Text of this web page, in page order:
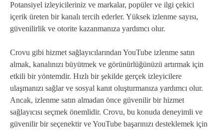
Potansiyel izleyicileriniz ve markalar, popüler ve ilgi çekici
içerik üreten bir kanalı tercih ederler. Yüksek izlenme sayısı,
güvenilirlik ve otorite kazanmanıza yardımcı olur.
Crovu gibi hizmet sağlayıcılarından YouTube izlenme satın
almak, kanalınızı büyütmek ve görünürlüğünüzü artırmak için
etkili bir yöntemdir. Hızlı bir şekilde gerçek izleyicilere
ulaşmanızı sağlar ve sosyal kanıt oluşturmanıza yardımcı olur.
Ancak, izlenme satın almadan önce güvenilir bir hizmet
sağlayıcısı seçmek önemlidir. Crovu, bu konuda deneyimli ve
güvenilir bir seçenektir ve YouTube başarınızı desteklemek için